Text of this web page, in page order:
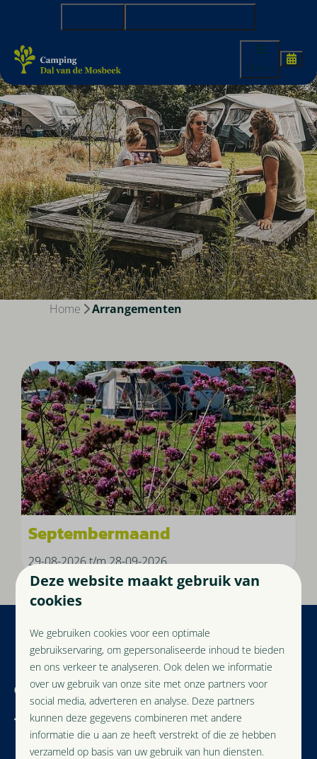
Menu
Home Arrangementen
Septembermaand
29-08-2026 t/m 28-09-2026
Veilig betalen
Camping Dal van de Mosbeek
Uelserweg 153
7663 TD Mander
Overijssel
Deze website maakt gebruik van
cookies
We gebruiken cookies voor een optimale
gebruikservaring, om gepersonaliseerde inhoud te bieden
en ons verkeer te analyseren. Ook delen we informatie
over uw gebruik van onze site met onze partners voor
social media, adverteren en analyse. Deze partners
kunnen deze gegevens combineren met andere
informatie die u aan ze heeft verstrekt of die ze hebben
verzameld op basis van uw gebruik van hun diensten.